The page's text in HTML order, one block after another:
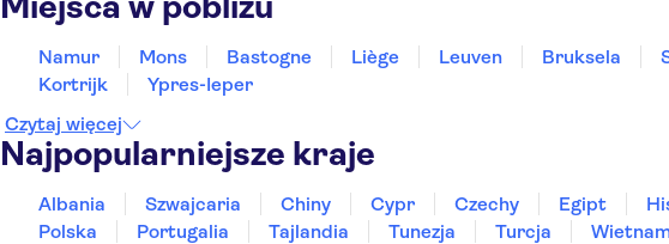
Namur Mons Bastogne Liège Leuven Bruksela
Kortrijk
Ypres-Ieper
Czytaj więcej
Najpopularniejsze kraje
Albania Szwajcaria Chiny Cypr Czechy Egipt
Polska
Portugalia Tajlandia Tunezja Turcja